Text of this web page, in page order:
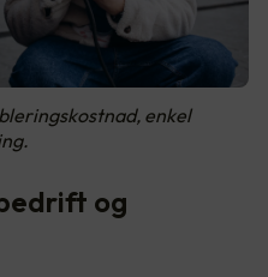
enkel
og